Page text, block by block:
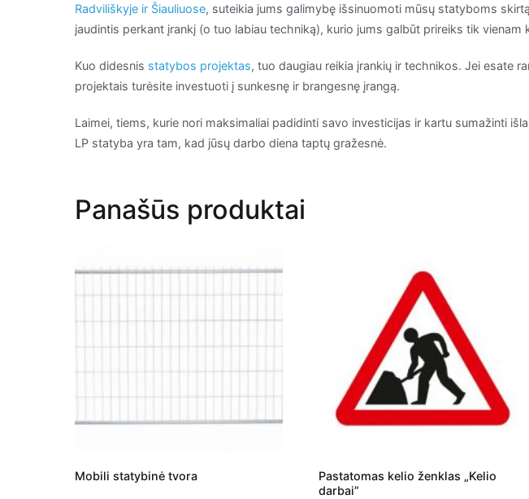
Radviliškyje ir Šiauliuose, suteikia jums galimybę išsinuomoti mūsų statyboms
jaudintis perkant įrankį (o tuo labiau techniką), kurio jums galbūt prireiks tik vienam
Kuo didesnis statybos projektas, tuo daugiau reikia įrankių ir technikos. Jei esate
projektais turėsite investuoti į sunkesnę ir brangesnę įrangą.
Laimei, tiems, kurie nori maksimaliai padidinti savo investicijas ir kartu sumažinti
LP statyba yra tam, kad jūsų darbo diena taptų gražesnė.
Panašūs produktai
Mobili statybinė tvora
Pastatomas kelio ženklas „Kelio
darbai”